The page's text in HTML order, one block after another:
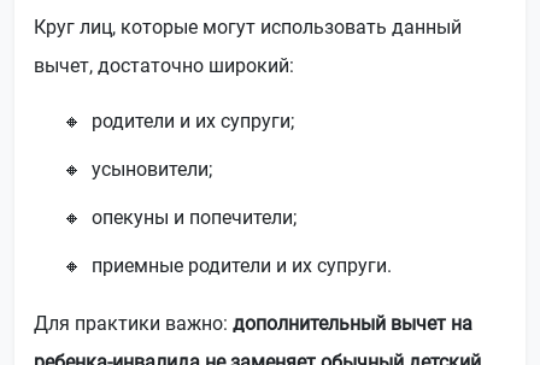
Круг лиц, которые могут использовать данный
вычет, достаточно широкий:
родители и их супруги;
усыновители;
опекуны и попечители;
приемные родители и их супруги.
Для практики важно: дополнительный вычет на